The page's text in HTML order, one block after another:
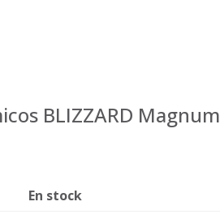
BLIZZARD Magnum
En stock